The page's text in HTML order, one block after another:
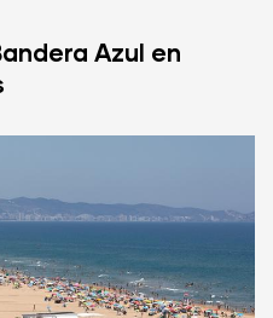
Azul en